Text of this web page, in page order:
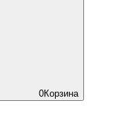
0Корзина